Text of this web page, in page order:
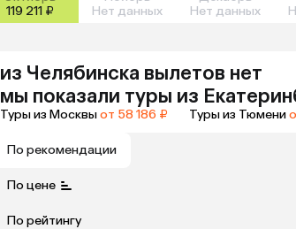
119 211 ₽
Нет данных
Нет данных
из Челябинска вылетов нет
мы показали туры из
Туры из Москвыот 58 186 ₽ Туры из Тюмени
По рекомендации
По цене
По рейтингу